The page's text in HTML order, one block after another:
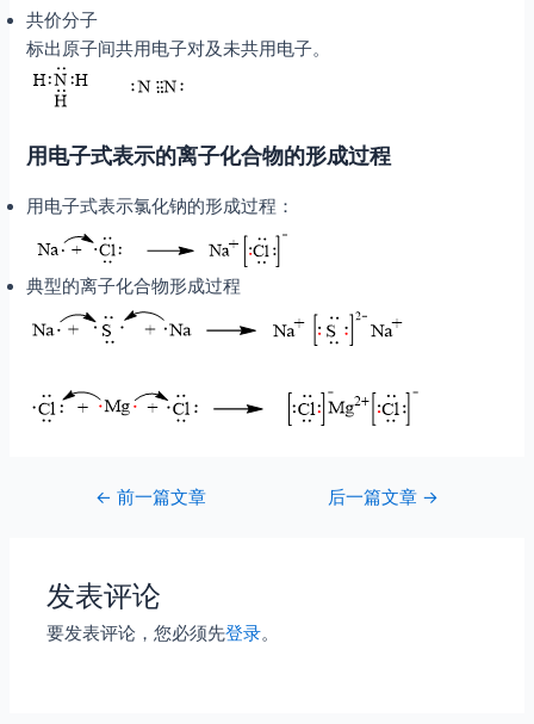
共价分子
标出原子间共用电子对及未共用电子。
用电子式表示的离子化合物的形成过程
用电子式表示氯化钠的形成过程：
典型的离子化合物形成过程
Post← 前一篇文章 后一篇文章 →
发表评论
要发表评论，您必须先登录。